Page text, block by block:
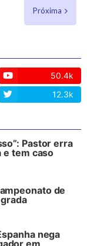
Próxima
50.4k
12.3k
Pastor erra
e tem caso
de
nega